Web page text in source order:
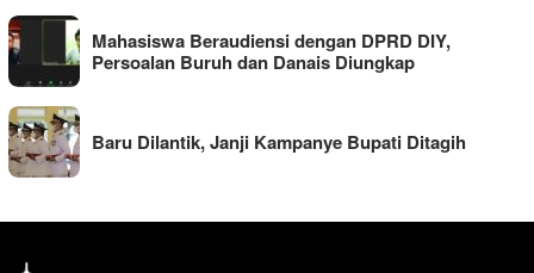
Mahasiswa Beraudiensi dengan DPRD DIY,
Persoalan Buruh dan Danais Diungkap
Baru Dilantik, Janji Kampanye Bupati Ditagih